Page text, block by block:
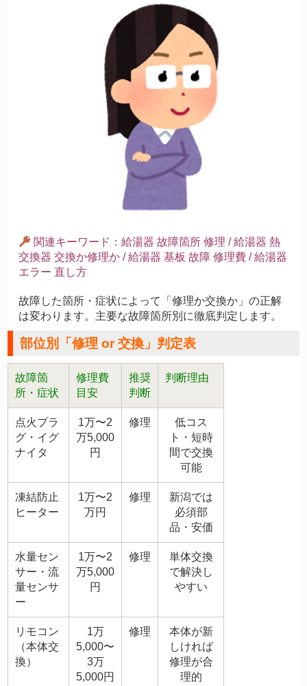
関連キーワード：給湯器 故障箇所 修理 / 給湯器 熱
交換器 交換か修理か / 給湯器 基板 故障 修理費 / 給湯器
エラー 直し方
故障した箇所・症状によって「修理か交換か」の正解
は変わります。主要な故障箇所別に徹底判定します。
部位別「修理 or 交換」判定表
故障箇
所・症状
修理費
目安
推奨
判断
判断理由
点火プラ
グ・イグ
ナイタ
1万〜2
万5,000
円
修理
低コス
ト・短時
間で交換
可能
凍結防止
ヒーター
1万〜2
万円
修理
新潟では
必須部
品・安価
水量セン
サー・流
量センサ
ー
1万〜2
万5,000
円
修理
単体交換
で解決し
やすい
リモコン
（本体交
換）
1万
5,000〜
3万
5,000円
修理
本体が新
しければ
修理が合
理的